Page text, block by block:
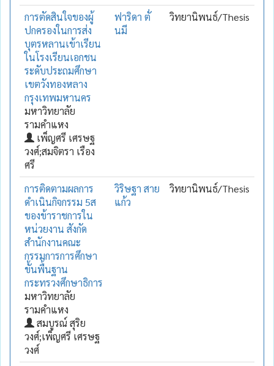
การตัดสินใจของผู้
ปกครองในการส่ง
บุตรหลานเข้าเรียน
ในโรงเรียนเอกชน
ระดับประถมศึกษา
เขตวังทองหลาง
กรุงเทพมหานคร
มหาวิทยาลัย
รามคำแหง
เพ็ญศรี เศรษฐ
วงศ์;สมจิตรา เรือง
ศรี
ฟาริดา ตั่
นมี
วิทยานิพนธ์/Thesis
การติดตามผลการ
ดำเนินกิจกรรม 5ส
ของข้าราชการใน
หน่วยงาน สังกัด
สำนักงานคณะ
กรรมการการศึกษา
ขั้นพื้นฐาน
กระทรวงศึกษาธิการ
มหาวิทยาลัย
รามคำแหง
สมบูรณ์ สุริย
วงศ์;เพ็ญศรี เศรษฐ
วงศ์
วิริษฐา สาย
แก้ว
วิทยานิพนธ์/Thesis